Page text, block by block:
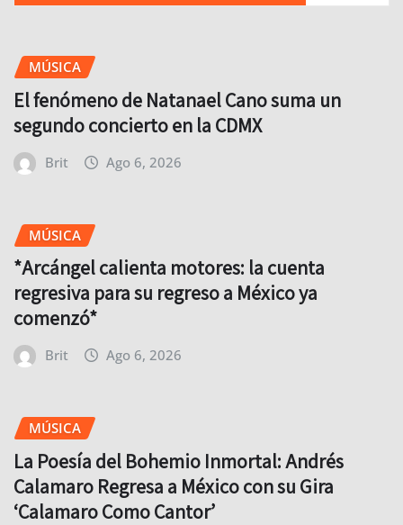
MÚSICA
El fenómeno de Natanael Cano suma un
segundo concierto en la CDMX
Brit Ago 6, 2026
MÚSICA
*Arcángel calienta motores: la cuenta
regresiva para su regreso a México ya
comenzó*
Brit Ago 6, 2026
MÚSICA
La Poesía del Bohemio Inmortal: Andrés
Calamaro Regresa a México con su Gira
‘Calamaro Como Cantor’